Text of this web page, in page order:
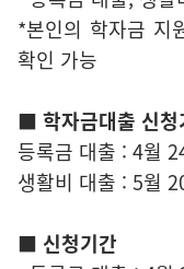
*본인의 학자금 지
확인 가능
■ 학자금대출 신청
등록금 대출 : 4월
생활비 대출 : 5월
■ 신청기간